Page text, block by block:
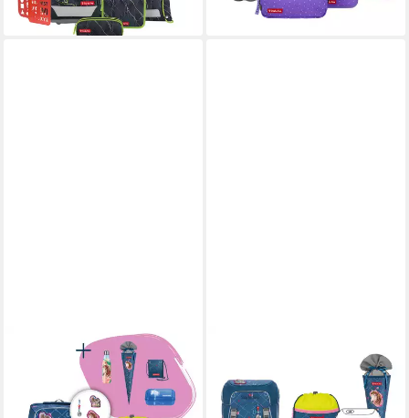
+1
STEP BY STEP
Schulranzen GIANT „Horse
Lima“, 9-teilig, blau (5-teilig, 9-
tlg)
Schulranzen GIANT „Horse
Lima“, 10-teilig, blau (10-teilig,
10-tlg)